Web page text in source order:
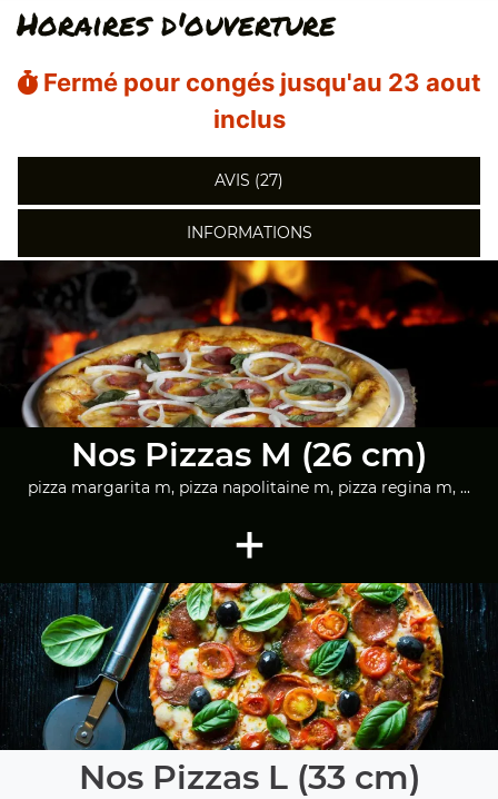
Horaires d'ouverture
Fermé pour congés jusqu'au 23 aout
inclus
AVIS (27)
INFORMATIONS
Nos Pizzas M (26 cm)
pizza margarita m, pizza napolitaine m, pizza regina m, ...
+
Nos Pizzas L (33 cm)